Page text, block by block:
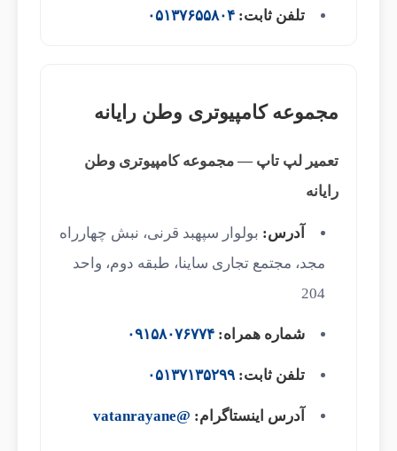
تلفن ثابت: ۰۵۱۳۷۶۵۵۸۰۴
مجموعه کامپیوتری وطن رایانه
تعمیر لپ تاپ — مجموعه کامپیوتری وطن
رایانه
آدرس: بولوار سپهبد قرنی، نبش چهارراه
مجد، مجتمع تجاری ساینا، طبقه دوم، واحد
204
شماره همراه: ۰۹۱۵۸۰۷۶۷۷۴
تلفن ثابت: ۰۵۱۳۷۱۳۵۲۹۹
آدرس اینستاگرام: @vatanrayane